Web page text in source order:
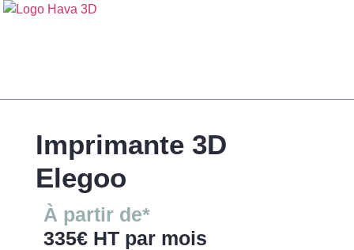
Imprimante 3D
Elegoo
À partir de*
335€ HT par mois